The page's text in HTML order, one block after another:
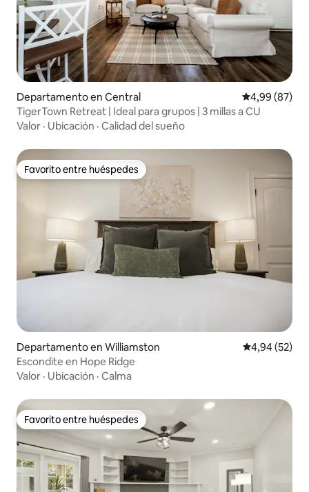
Departamento en Central Calificación
4,99 (87)
TigerTown Retreat | Ideal para grupos | 3 millas a CU
Valor · Ubicación · Calidad del sueño
Favorito entre huéspedes
Favorito entre huéspedes
Departamento en Williamston Calificación
4,94 (52)
Escondite en Hope Ridge
Valor · Ubicación · Calma
Favorito entre huéspedes
Favorito entre huéspedes